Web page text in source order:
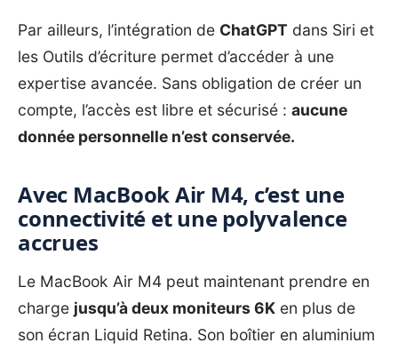
Par ailleurs, l’intégration de ChatGPT dans Siri et
les Outils d’écriture permet d’accéder à une
expertise avancée. Sans obligation de créer un
compte, l’accès est libre et sécurisé : aucune
donnée personnelle n’est conservée.
Avec MacBook Air M4, c’est une
connectivité et une polyvalence
accrues
Le MacBook Air M4 peut maintenant prendre en
charge jusqu’à deux moniteurs 6K en plus de
son écran Liquid Retina. Son boîtier en aluminium